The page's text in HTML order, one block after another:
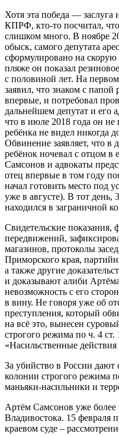
Хотя эта победа — заслуга
КПРФ, кто-то посчитал,
слишком много. В ноябре
обыск, самого депутата
сформулировано на
пляже он показал
с половиной лет. На
заявил, что знаком с папой
впервые, и потребовал
дальнейшем депутат и его
что в июле 2018 года он не
ребёнка не видел никогда
Обвинение заявляет, что в
ребёнок ночевал с отцом в
Самсонов и адвокаты
отец впервые в том году
начал готовить место под
уже в августе). В тот
находился в заграничной
Свидетельские
передвижений,
магазинов, протоколы
Приморского края,
а также другие
и доказывают алиби
невозможность с его
в вину. Не говоря уже об
преступления, который
на всё это, вынесен
строгого режима по ч. 4
«Насильственные действия
За убийство в России дают
колонии строгого режима
маньяки-насильники и
Артём Самсонов уже
Владивостока. 15 февраля
краевом суде –